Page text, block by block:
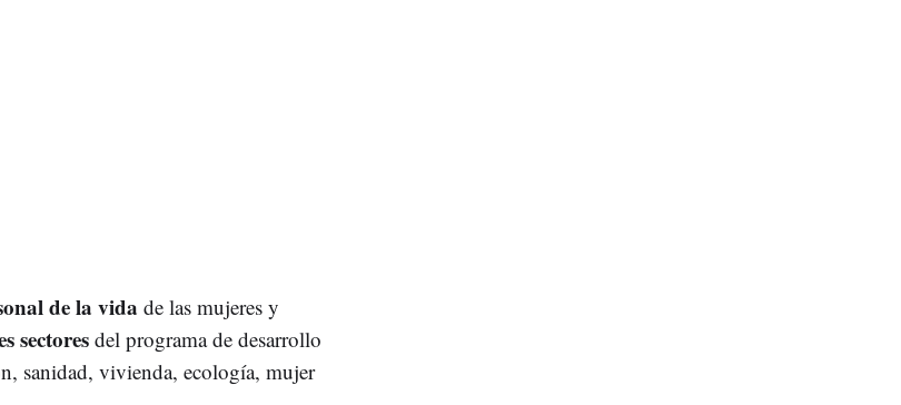
de la vida de las mujeres y
sectoresdel programa de desarrollo
sanidad, vivienda, ecología, mujer